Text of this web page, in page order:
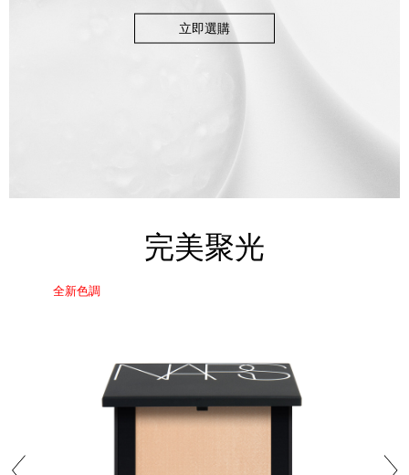
立即選購
完美聚光
全新色調